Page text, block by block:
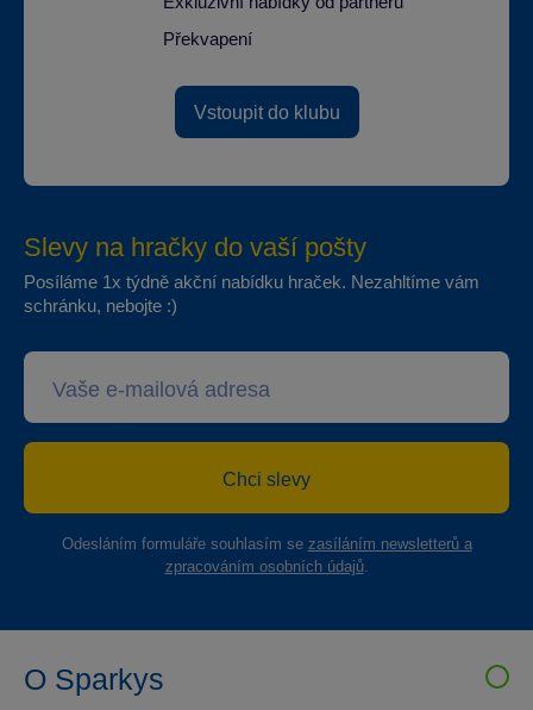
Překvapení
Vstoupit do klubu
Slevy na hračky do vaší pošty
Posíláme 1x týdně akční nabídku hraček. Nezahltíme vám
schránku, nebojte :)
Chci slevy
Odesláním formuláře souhlasím se zasíláním newsletterů a
zpracováním osobních údajů.
O Sparkys